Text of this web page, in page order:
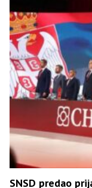
SNSD predao